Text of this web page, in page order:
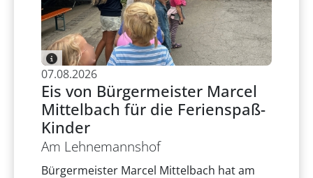
07.08.2026
Eis von Bürgermeister Marcel
Mittelbach für die Ferienspaß-
Kinder
Am Lehnemannshof
Bürgermeister Marcel Mittelbach hat am